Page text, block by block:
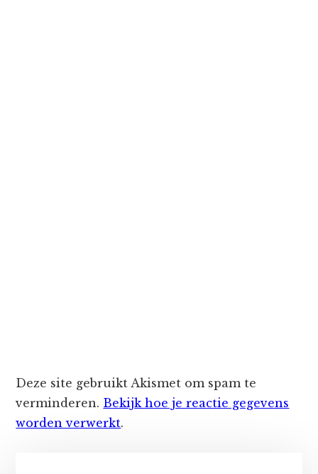
Deze site gebruikt Akismet om spam te
verminderen. Bekijk hoe je reactie gegevens
worden verwerkt.